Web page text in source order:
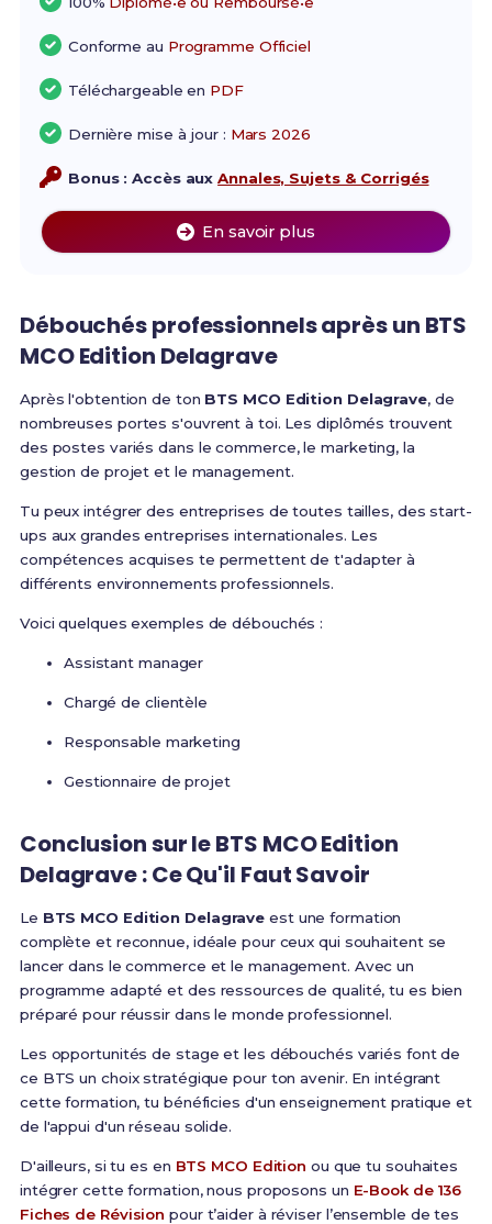
Conforme au Programme Officiel
Téléchargeable en PDF
Dernière mise à jour : Mars 2026
Bonus : Accès auxAnnales, Sujets & Corrigés
En savoir plus
Débouchés professionnels après un BTS
MCO Edition Delagrave
Après l'obtention de ton BTS MCO Edition Delagrave, de
nombreuses portes s'ouvrent à toi. Les diplômés trouvent
des postes variés dans le commerce, le marketing, la
gestion de projet et le management.
Tu peux intégrer des entreprises de toutes tailles, des start-
ups aux grandes entreprises internationales. Les
compétences acquises te permettent de t'adapter à
différents environnements professionnels.
Voici quelques exemples de débouchés :
Assistant manager
Chargé de clientèle
Responsable marketing
Gestionnaire de projet
Conclusion sur leBTS MCO Edition
Delagrave: Ce Qu'il Faut Savoir
Le BTS MCO Edition Delagrave est une formation
complète et reconnue, idéale pour ceux qui souhaitent se
lancer dans le commerce et le management. Avec un
programme adapté et des ressources de qualité, tu es bien
préparé pour réussir dans le monde professionnel.
Les opportunités de stage et les débouchés variés font de
ce BTS un choix stratégique pour ton avenir. En intégrant
cette formation, tu bénéficies d'un enseignement pratique et
de l'appui d'un réseau solide.
D'ailleurs, si tu es en BTS MCO Edition ou que tu souhaites
intégrer cette formation, nous proposons un E-Book de 136
Fiches de Révision pour t’aider à réviser l’ensemble de tes